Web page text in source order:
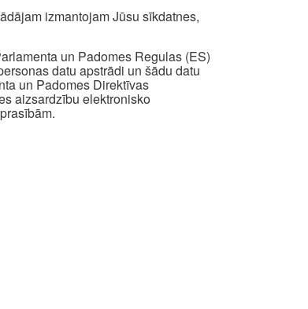
izmantojam Jūsu sīkdatnes,
un Padomes Regulas (ES)
datu apstrādi un šādu datu
un Padomes Direktīvas
aizsardzību elektronisko